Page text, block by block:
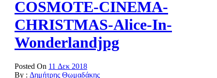
COSMOTE-CINEMA-
CHRISTMAS-Alice-In-
Wonderlandjpg
Posted On 11 Δεκ 2018
By : Δημήτρης Θωμαδάκης